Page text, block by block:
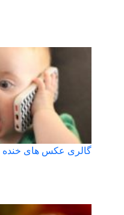
گالری عکس های خنده